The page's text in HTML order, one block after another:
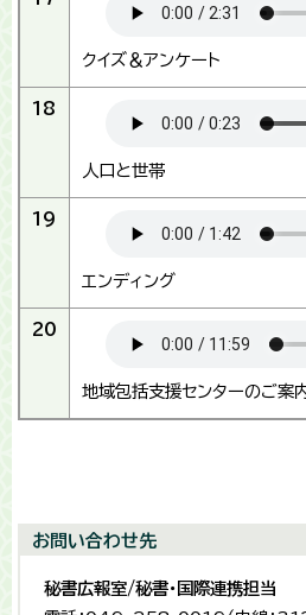
クイズ＆アンケート
18
人口と世帯
19
エンディング
20
地域包括支援センターのご案
お問い合わせ先
秘書広報室/秘書・国際連携担当